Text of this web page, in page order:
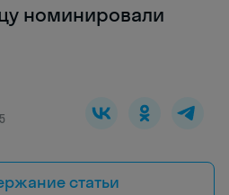
номинировали
статьи